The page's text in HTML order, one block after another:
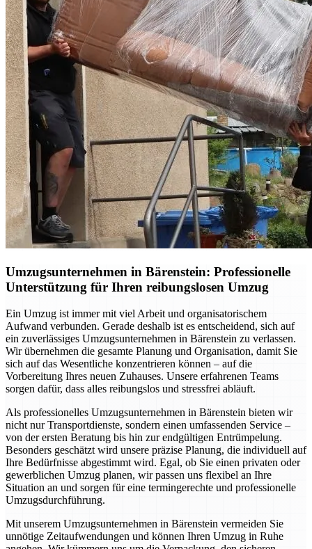
Umzugsunternehmen in Bärenstein: Professionelle
Unterstützung für Ihren reibungslosen Umzug
Ein Umzug ist immer mit viel Arbeit und organisatorischem
Aufwand verbunden. Gerade deshalb ist es entscheidend, sich auf
ein zuverlässiges Umzugsunternehmen in Bärenstein zu verlassen.
Wir übernehmen die gesamte Planung und Organisation, damit Sie
sich auf das Wesentliche konzentrieren können – auf die
Vorbereitung Ihres neuen Zuhauses. Unsere erfahrenen Teams
sorgen dafür, dass alles reibungslos und stressfrei abläuft.
Als professionelles Umzugsunternehmen in Bärenstein bieten wir
nicht nur Transportdienste, sondern einen umfassenden Service –
von der ersten Beratung bis hin zur endgültigen Entrümpelung.
Besonders geschätzt wird unsere präzise Planung, die individuell auf
Ihre Bedürfnisse abgestimmt wird. Egal, ob Sie einen privaten oder
gewerblichen Umzug planen, wir passen uns flexibel an Ihre
Situation an und sorgen für eine termingerechte und professionelle
Umzugsdurchführung.
Mit unserem Umzugsunternehmen in Bärenstein vermeiden Sie
unnötige Zeitaufwendungen und können Ihren Umzug in Ruhe